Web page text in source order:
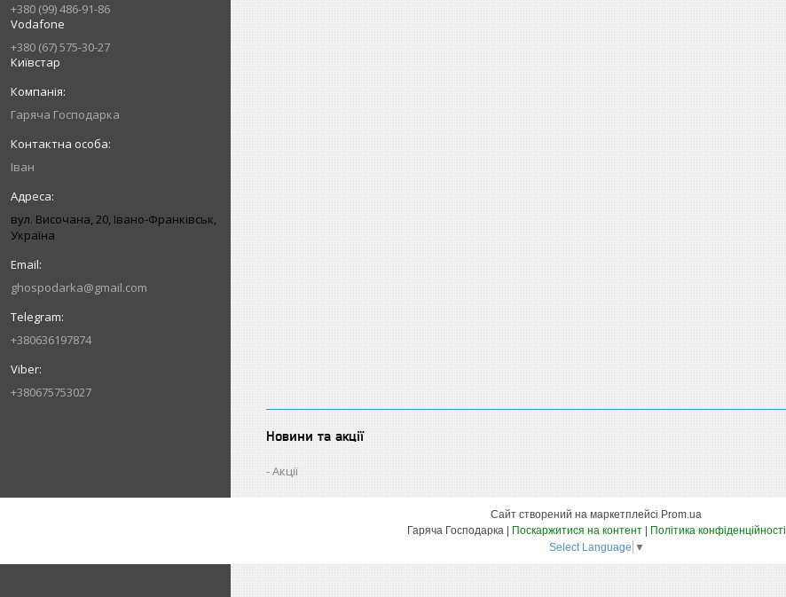
+380 (99) 486-91-86
Vodafone
+380 (67) 575-30-27
Київстар
Гаряча Господарка
Іван
вул. Височана, 20, Івано-Франківськ,
Україна
ghospodarka@gmail.com
+380636197874
+380675753027
Новини та акції
Акції
Сайт створений на маркетплейсі Prom.ua
Поскаржитися на контент
Політика конфіденційності
Select Language ▼